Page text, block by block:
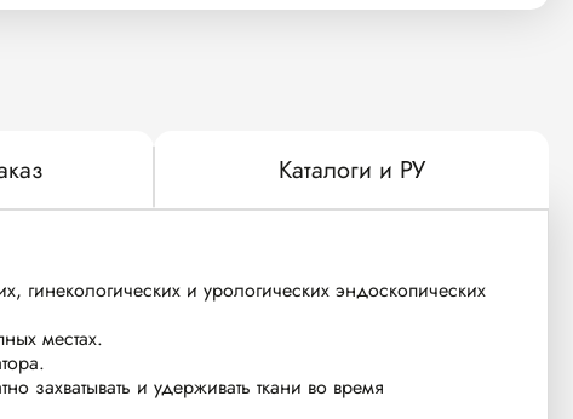
Каталоги и РУ
и урологических эндоскопических
местах.
захватывать и удерживать ткани во время